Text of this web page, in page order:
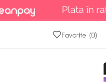
Favorite (0)